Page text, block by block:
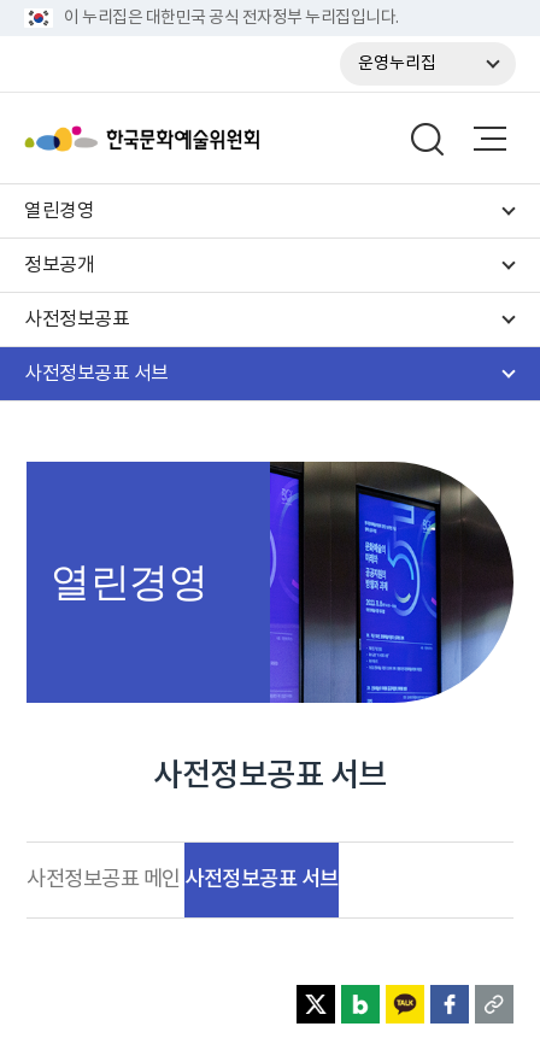
이 누리집은 대한민국 공식 전자정부 누리집입니다.
운영누리집
열린경영
정보공개
사전정보공표
사전정보공표 서브
열린경영
사전정보공표 서브
사전정보공표 메인 사전정보공표 서브